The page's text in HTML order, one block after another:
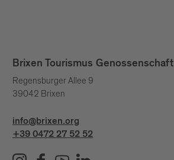
Brixen Tourismus Genossenschaft
Regensburger Allee 9
39042 Brixen
info@brixen.org
+39 0472 27 52 52